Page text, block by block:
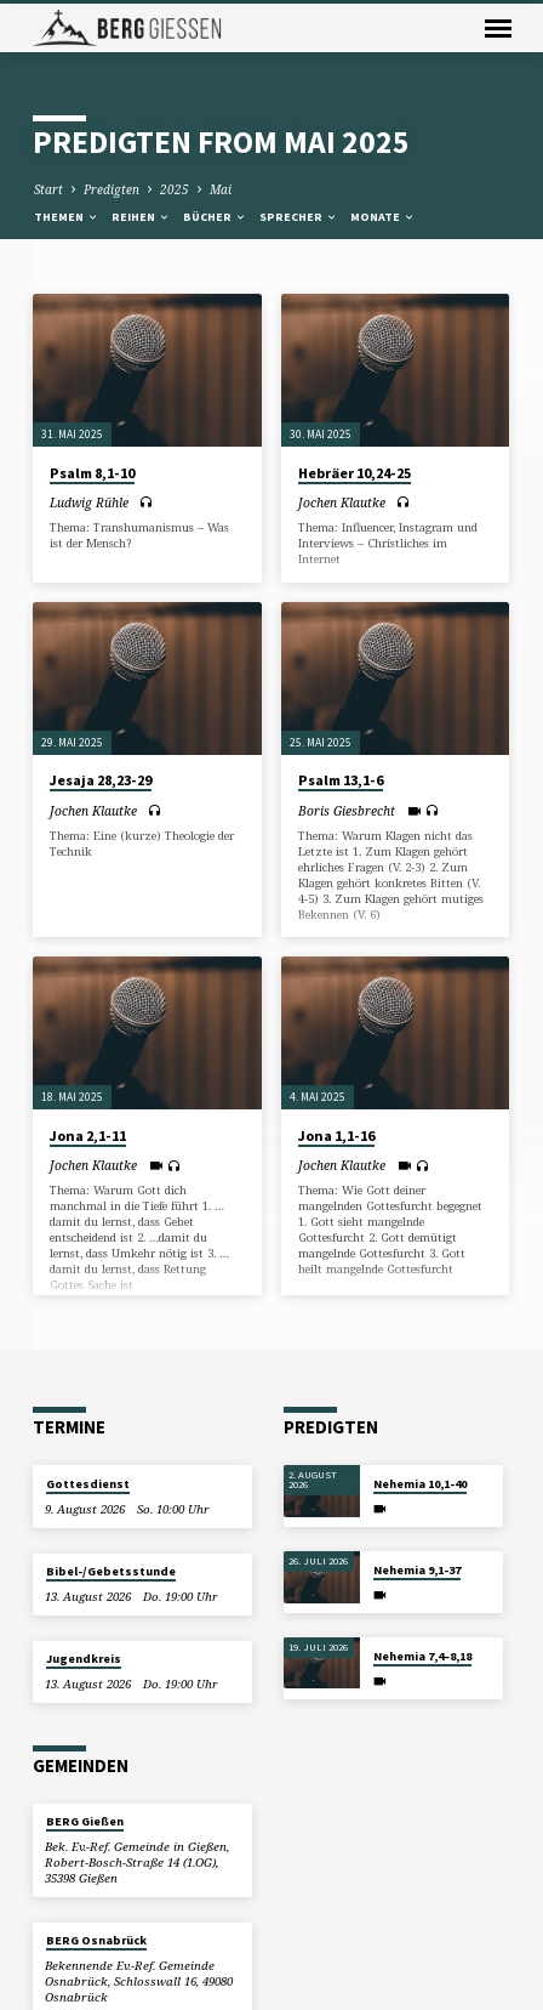
PREDIGTEN FROM MAI 2025
Start Predigten 2025 Mai
THEMEN REIHEN BÜCHER SPRECHER MONATE
PREDIGTEN
FROM
MAI
2025
31. MAI 2025
Psalm 8,1-10
Ludwig Rühle
Thema: Transhumanismus – Was
ist der Mensch?
30. MAI 2025
Hebräer 10,24-25
Jochen Klautke
Thema: Influencer, Instagram und
Interviews – Christliches im
Internet
29. MAI 2025
Jesaja 28,23-29
Jochen Klautke
Thema: Eine (kurze) Theologie der
Technik
25. MAI 2025
Psalm 13,1-6
Boris Giesbrecht
Thema: Warum Klagen nicht das
Letzte ist 1. Zum Klagen gehört
ehrliches Fragen (V. 2-3) 2. Zum
Klagen gehört konkretes Bitten (V.
4-5) 3. Zum Klagen gehört mutiges
Bekennen (V. 6)
18. MAI 2025
Jona 2,1-11
Jochen Klautke
Thema: Warum Gott dich
manchmal in die Tiefe führt 1. …
damit du lernst, dass Gebet
entscheidend ist 2. …damit du
lernst, dass Umkehr nötig ist 3. …
damit du lernst, dass Rettung
Gottes Sache ist
4. MAI 2025
Jona 1,1-16
Jochen Klautke
Thema: Wie Gott deiner
mangelnden Gottesfurcht begegnet
1. Gott sieht mangelnde
Gottesfurcht 2. Gott demütigt
mangelnde Gottesfurcht 3. Gott
heilt mangelnde Gottesfurcht
TERMINE
Gottesdienst
9. August 2026
So. 10:00 Uhr
Bibel-/Gebetsstunde
13. August 2026
Do. 19:00 Uhr
Jugendkreis
13. August 2026
Do. 19:00 Uhr
PREDIGTEN
2. AUGUST
2026 Nehemia 10,1-40
26. JULI 2026
Nehemia 9,1-37
19. JULI 2026
Nehemia 7,4–8,18
GEMEINDEN
BERG Gießen
Bek. Ev.-Ref. Gemeinde in Gießen,
Robert-Bosch-Straße 14 (1.OG),
35398 Gießen
BERG Osnabrück
Bekennende Ev.-Ref. Gemeinde
Osnabrück, Schlosswall 16, 49080
Osnabrück